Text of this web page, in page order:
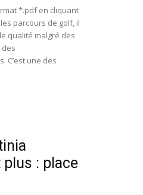
*.pdf en cliquant
parcours de golf, il
qualité malgré des
C’est une des
plus : place